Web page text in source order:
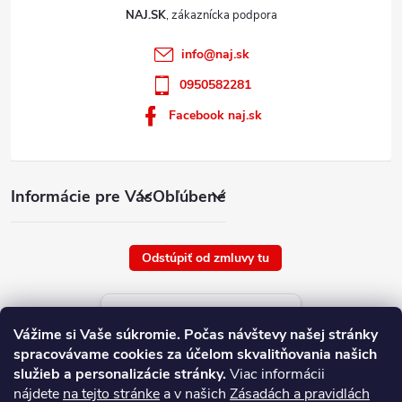
Vážime si Vaše súkromie. Počas návštevy našej stránky
spracovávame cookies za účelom skvalitňovania našich
služieb a personalizácie stránky.Viac informácii
nájdete na tejto stránke a v našich Zásadách a pravidlách
Informácie pre VásObľúbené
NAJ.SK
info@naj.sk
0950582281
Facebook naj.sk
Odstúpiť od zmluvy tu
Aktuálne ceny tovaru
platné od : 6/8/2026